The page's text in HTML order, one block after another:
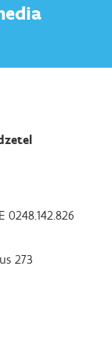
0248.142.826
273